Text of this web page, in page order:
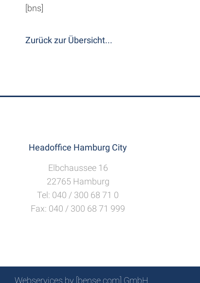
[bns]
Zurück zur Übersicht...
Headoffice Hamburg City
Elbchaussee 16
22765 Hamburg
Tel: 040 / 300 68 71 0
Fax: 040 / 300 68 71 999
Webservices by [bense.com] GmbH